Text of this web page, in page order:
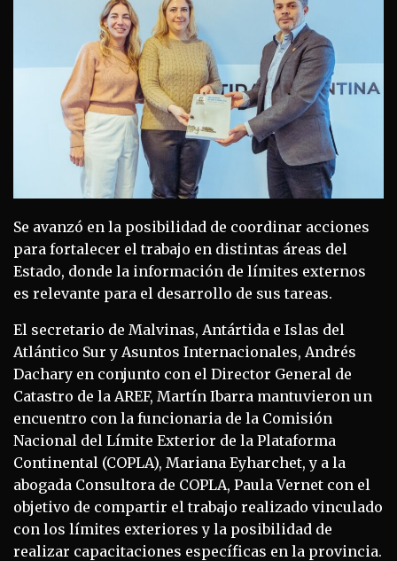
Se avanzó en la posibilidad de coordinar acciones
para fortalecer el trabajo en distintas áreas del
Estado, donde la información de límites externos
es relevante para el desarrollo de sus tareas.
El secretario de Malvinas, Antártida e Islas del
Atlántico Sur y Asuntos Internacionales, Andrés
Dachary en conjunto con el Director General de
Catastro de la AREF, Martín Ibarra mantuvieron un
encuentro con la funcionaria de la Comisión
Nacional del Límite Exterior de la Plataforma
Continental (COPLA), Mariana Eyharchet, y a la
abogada Consultora de COPLA, Paula Vernet con el
objetivo de compartir el trabajo realizado vinculado
con los límites exteriores y la posibilidad de
realizar capacitaciones específicas en la provincia.